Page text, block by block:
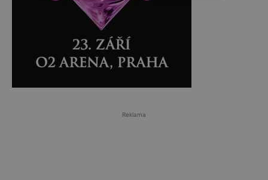
Reklama